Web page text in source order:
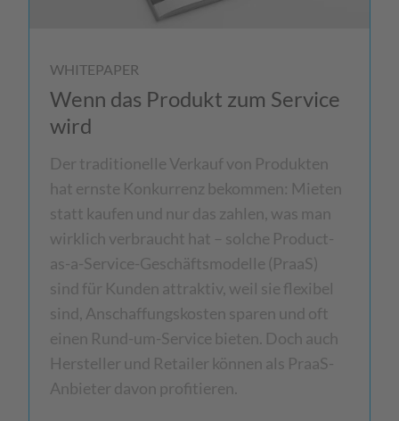
WHITEPAPER
Wenn das Produkt zum Service
wird
Der traditionelle Verkauf von Produkten
hat ernste Konkurrenz bekommen: Mieten
statt kaufen und nur das zahlen, was man
wirklich verbraucht hat – solche Product-
as-a-Service-Geschäftsmodelle (PraaS)
sind für Kunden attraktiv, weil sie flexibel
sind, Anschaffungskosten sparen und oft
einen Rund-um-Service bieten. Doch auch
Hersteller und Retailer können als PraaS-
Anbieter davon profitieren.